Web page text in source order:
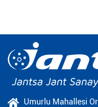
Umurlu Mahallesi